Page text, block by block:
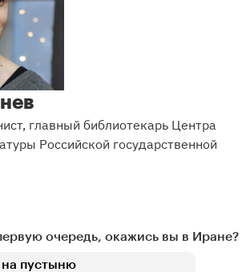
главный библиотекарь Центра
Российской государственной
очередь, окажись вы в Иране?
пустыню